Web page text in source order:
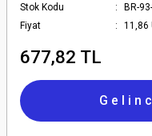
Stok Kodu
BR-
Fiyat
11,86
677,82 TL